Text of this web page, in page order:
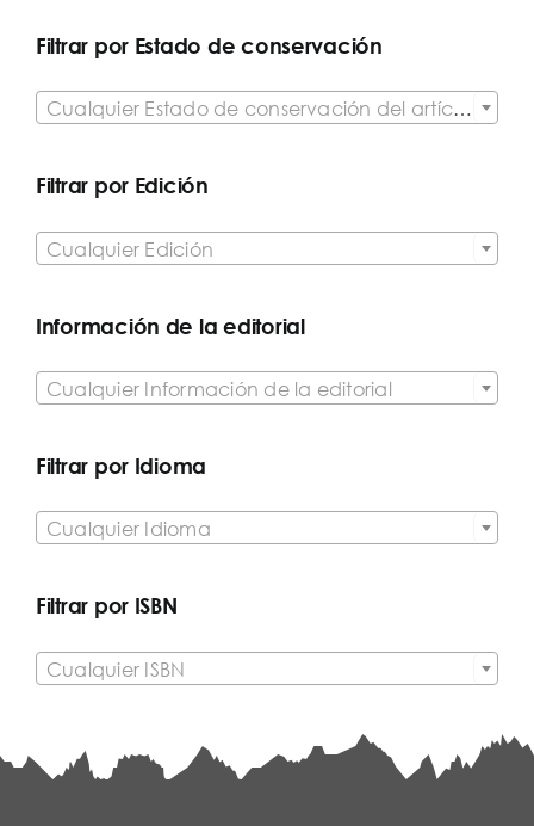
Filtrar por Estado de conservación
Cualquier Estado de conservación del artículo
Filtrar por Edición
Cualquier Edición
Información de la editorial
Cualquier Información de la editorial
Filtrar por Idioma
Cualquier Idioma
Filtrar por ISBN
Cualquier ISBN